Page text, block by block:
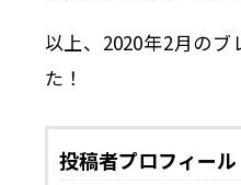
以上、2020年2月の
た！
投稿者プロフィール